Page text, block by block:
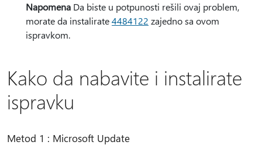
Napomena Da biste u potpunosti rešili ovaj problem,
morate da instalirate4484122 zajedno sa ovom
ispravkom.
Kako da nabavite i instalirate
ispravku
Metod 1 : Microsoft Update